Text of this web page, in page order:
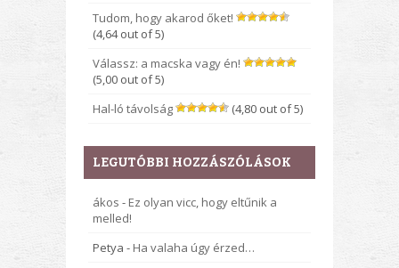
Tudom, hogy akarod őket!
(4,64 out of 5)
Válassz: a macska vagy én!
(5,00 out of 5)
Hal-ló távolság
(4,80 out of 5)
LEGUTÓBBI HOZZÁSZÓLÁSOK
ákos - Ez olyan vicc, hogy eltűnik a
melled!
Petya - Ha valaha úgy érzed…